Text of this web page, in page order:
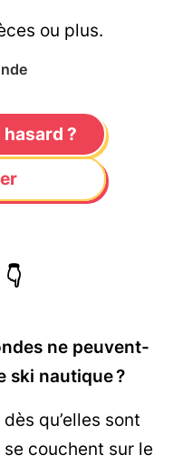
ou plus.
hasard ?
ne peuvent-
ski nautique ?
qu’elles sont
couchent sur le